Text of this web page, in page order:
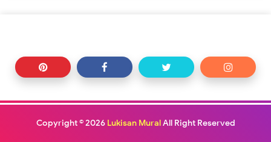
Copyright ©2026 Lukisan MuralAll Right Reserved